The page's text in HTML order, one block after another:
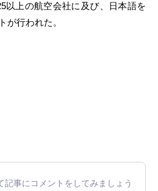
以上の航空会社に及び、日本語を
が行われた。
記事にコメントをしてみましょう